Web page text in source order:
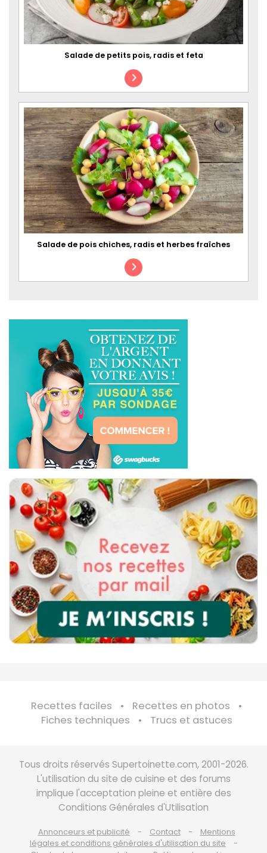
Salade de petits pois, radis et feta
Salade de pois chiches, radis et herbes fraîches
Recettes faciles
Recettes en photos
Fiches techniques
Trucs et astuces
Tous droits réservés Supertoinette.com, 2001-2026.
L'utilisation du site de cuisine et des forums
implique l'acceptation pleine et entière des
Conditions Générales d'Utilisation
Annonceurs et publicité Contact
Mentions
légales et conditions générales d'utilisation du site